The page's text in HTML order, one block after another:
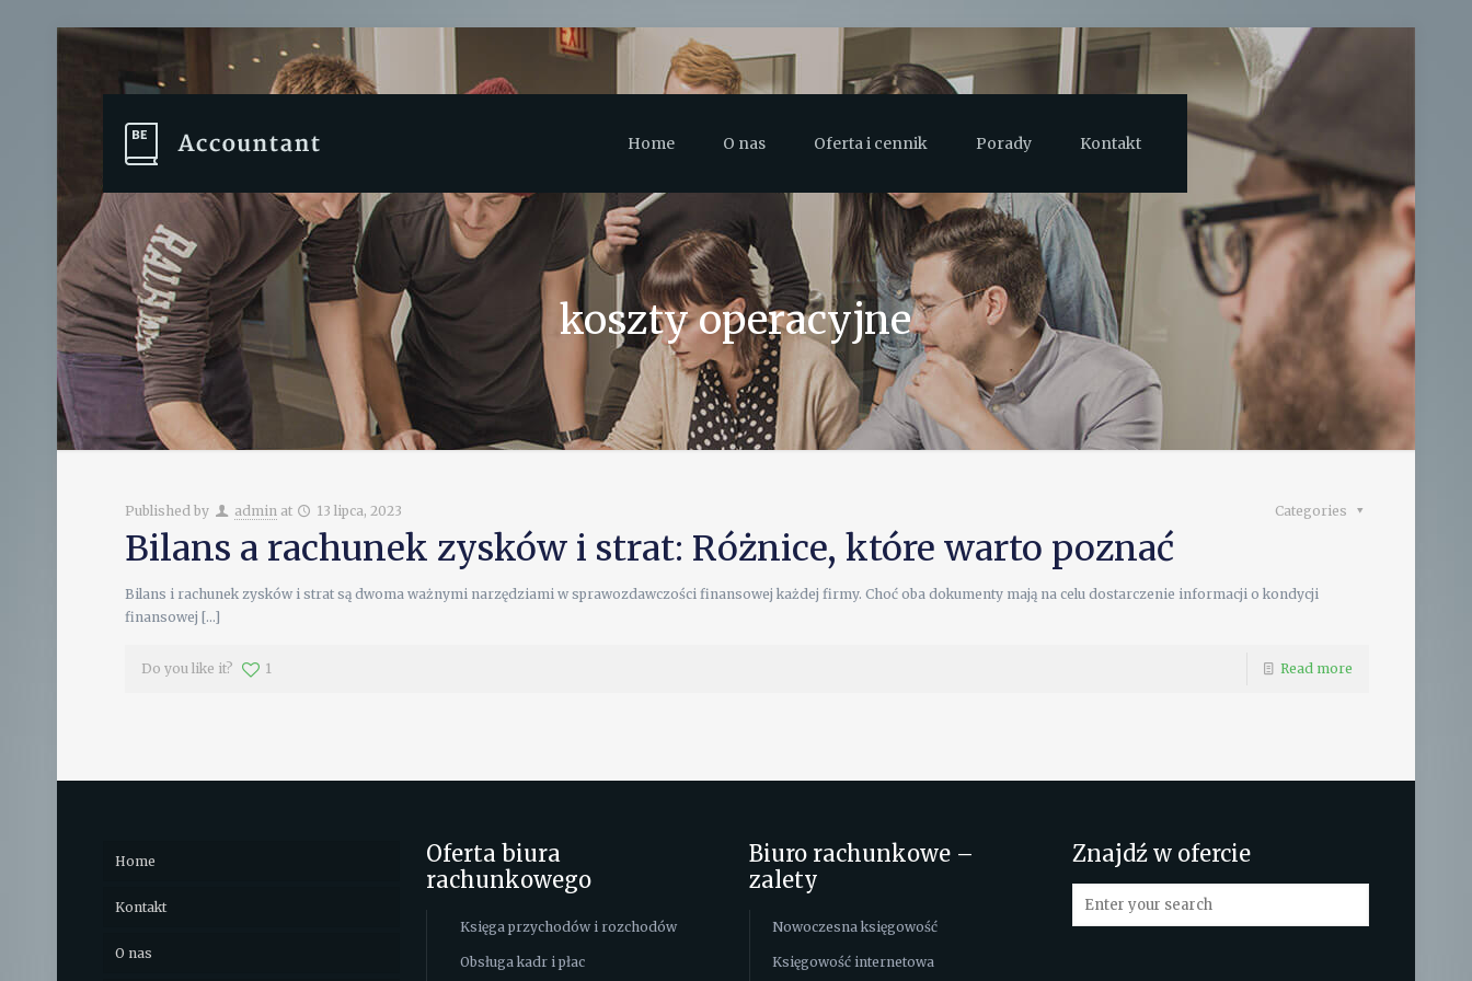
Home O nas Oferta i cennik Porady Kontakt
koszty operacyjne
Published by admin at 13 lipca, 2023 Categories
Bilans a rachunek zysków i strat: Różnice, które warto poznać
Bilans i rachunek zysków i strat są dwoma ważnymi narzędziami w sprawozdawczości finansowej każdej firmy. Choć oba dokumenty mają na celu dostarczenie informacji o kondycji
finansowej […]
Do you like it? 1 Read more
Home
Kontakt
O nas
Oferta biura
rachunkowego
Księga przychodów i rozchodów
Obsługa kadr i płac
Biuro rachunkowe –
zalety
Nowoczesna księgowość
Księgowość internetowa
Znajdź w ofercie